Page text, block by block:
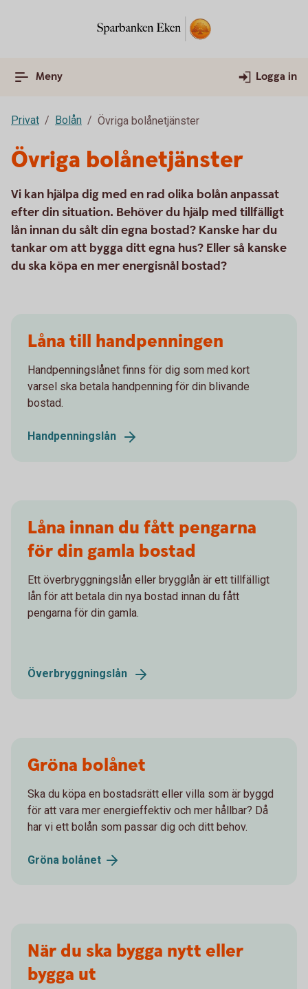
Meny Logga in
Privat Bolån Övriga bolånetjänster
Övriga bolånetjänster
Vi kan hjälpa dig med en rad olika bolån anpassat
efter din situation. Behöver du hjälp med tillfälligt
lån innan du sålt din egna bostad? Kanske har du
tankar om att bygga ditt egna hus? Eller så kanske
du ska köpa en mer energisnål bostad?
Låna till handpenningen
Handpenningslånet finns för dig som med kort
varsel ska betala handpenning för din blivande
bostad.
Handpenningslån
Låna innan du fått pengarna
för din gamla bostad
Ett överbryggningslån eller brygglån är ett tillfälligt
lån för att betala din nya bostad innan du fått
pengarna för din gamla.
Överbryggningslån
Gröna bolånet
Ska du köpa en bostadsrätt eller villa som är byggd
för att vara mer energieffektiv och mer hållbar? Då
har vi ett bolån som passar dig och ditt behov.
Gröna bolånet
När du ska bygga nytt eller
bygga ut